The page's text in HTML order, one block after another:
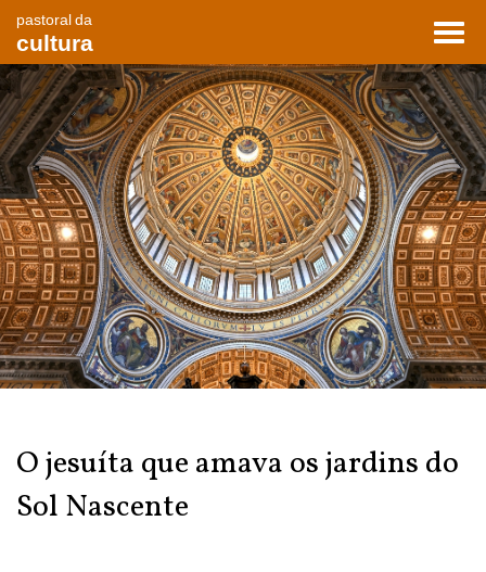
pastoral da
cultura
O jesuíta que amava os jardins do
Sol Nascente